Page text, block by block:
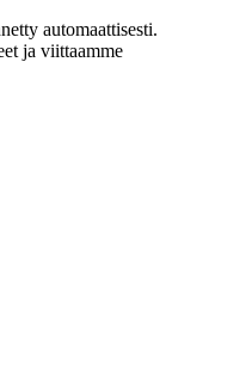
automaattisesti.
ja viittaamme